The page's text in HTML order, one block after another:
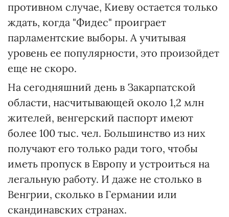
противном случае, Киеву остается только
ждать, когда "Фидес" проиграет
парламентские выборы. А учитывая
уровень ее популярности, это произойдет
еще не скоро.
На сегодняшний день в Закарпатской
области, насчитывающей около 1,2 млн
жителей, венгерский паспорт имеют
более 100 тыс. чел. Большинство из них
получают его только ради того, чтобы
иметь пропуск в Европу и устроиться на
легальную работу. И даже не столько в
Венгрии, сколько в Германии или
скандинавских странах.